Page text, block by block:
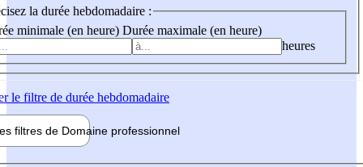
la durée hebdomadaire :
minimale (en heure) Durée maximale (en heure)
heures
le filtre de durée hebdomadaire
filtres de Domaine professionnel